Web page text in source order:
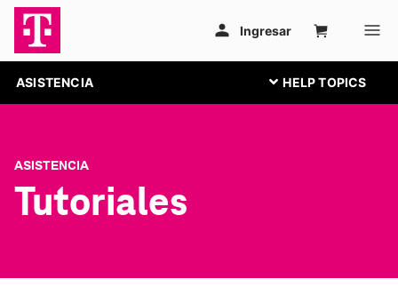
ASISTENCIA
ASISTENCIA
Tutoriales